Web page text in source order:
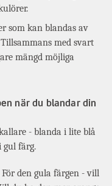
som kan blandas av
med svart
mängd möjliga
när du blandar din
- blanda i lite blå
gul färg.
den gula färgen - vill